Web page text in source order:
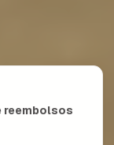
reembolsos